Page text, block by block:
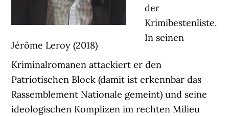
Jérôme Leroy (2018)
der
Krimibestenliste.
In seinen
Kriminalromanen attackiert er den
Patriotischen Block (damit ist erkennbar das
Rassemblement Nationale gemeint) und seine
ideologischen Komplizen im rechten Milieu